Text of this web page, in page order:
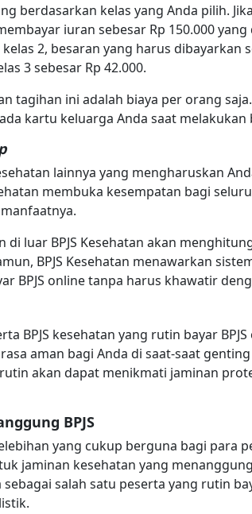
berdasarkan kelas yang Anda pilih.
iuran sebesar Rp 150.000
2, besaran yang harus dibayarkan
3 sebesar Rp 42.000.
tagihan ini adalah biaya per orang
kartu keluarga Anda saat melakukan
lainnya yang mengharuskan
membuka kesempatan bagi
di luar BPJS Kesehatan akan
BPJS Kesehatan menawarkan
BPJS online tanpa harus khawatir
BPJS kesehatan yang rutin bayar
aman bagi Anda di saat-saat
akan dapat menikmati jaminan
BPJS
yang cukup berguna bagi para
jaminan kesehatan yang
salah satu peserta yang rutin